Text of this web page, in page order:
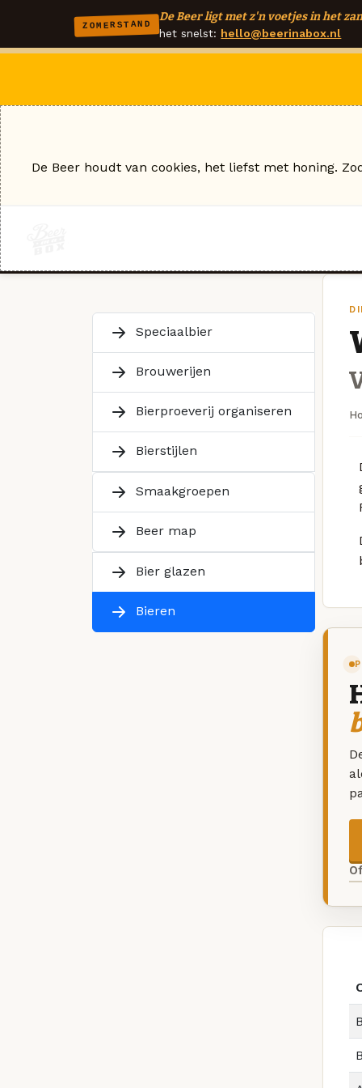
ZOMERSTAND
De Beer ligt met z'n voetjes in het
het snelst: hello@beerinabox.nl
Speciaalbier
Brouwerijen
Bierproeverij organiseren
Bierstijlen
Smaakgroepen
Beer map
Bier glazen
Bieren
De Beer houdt van cookies, het liefst met honing.